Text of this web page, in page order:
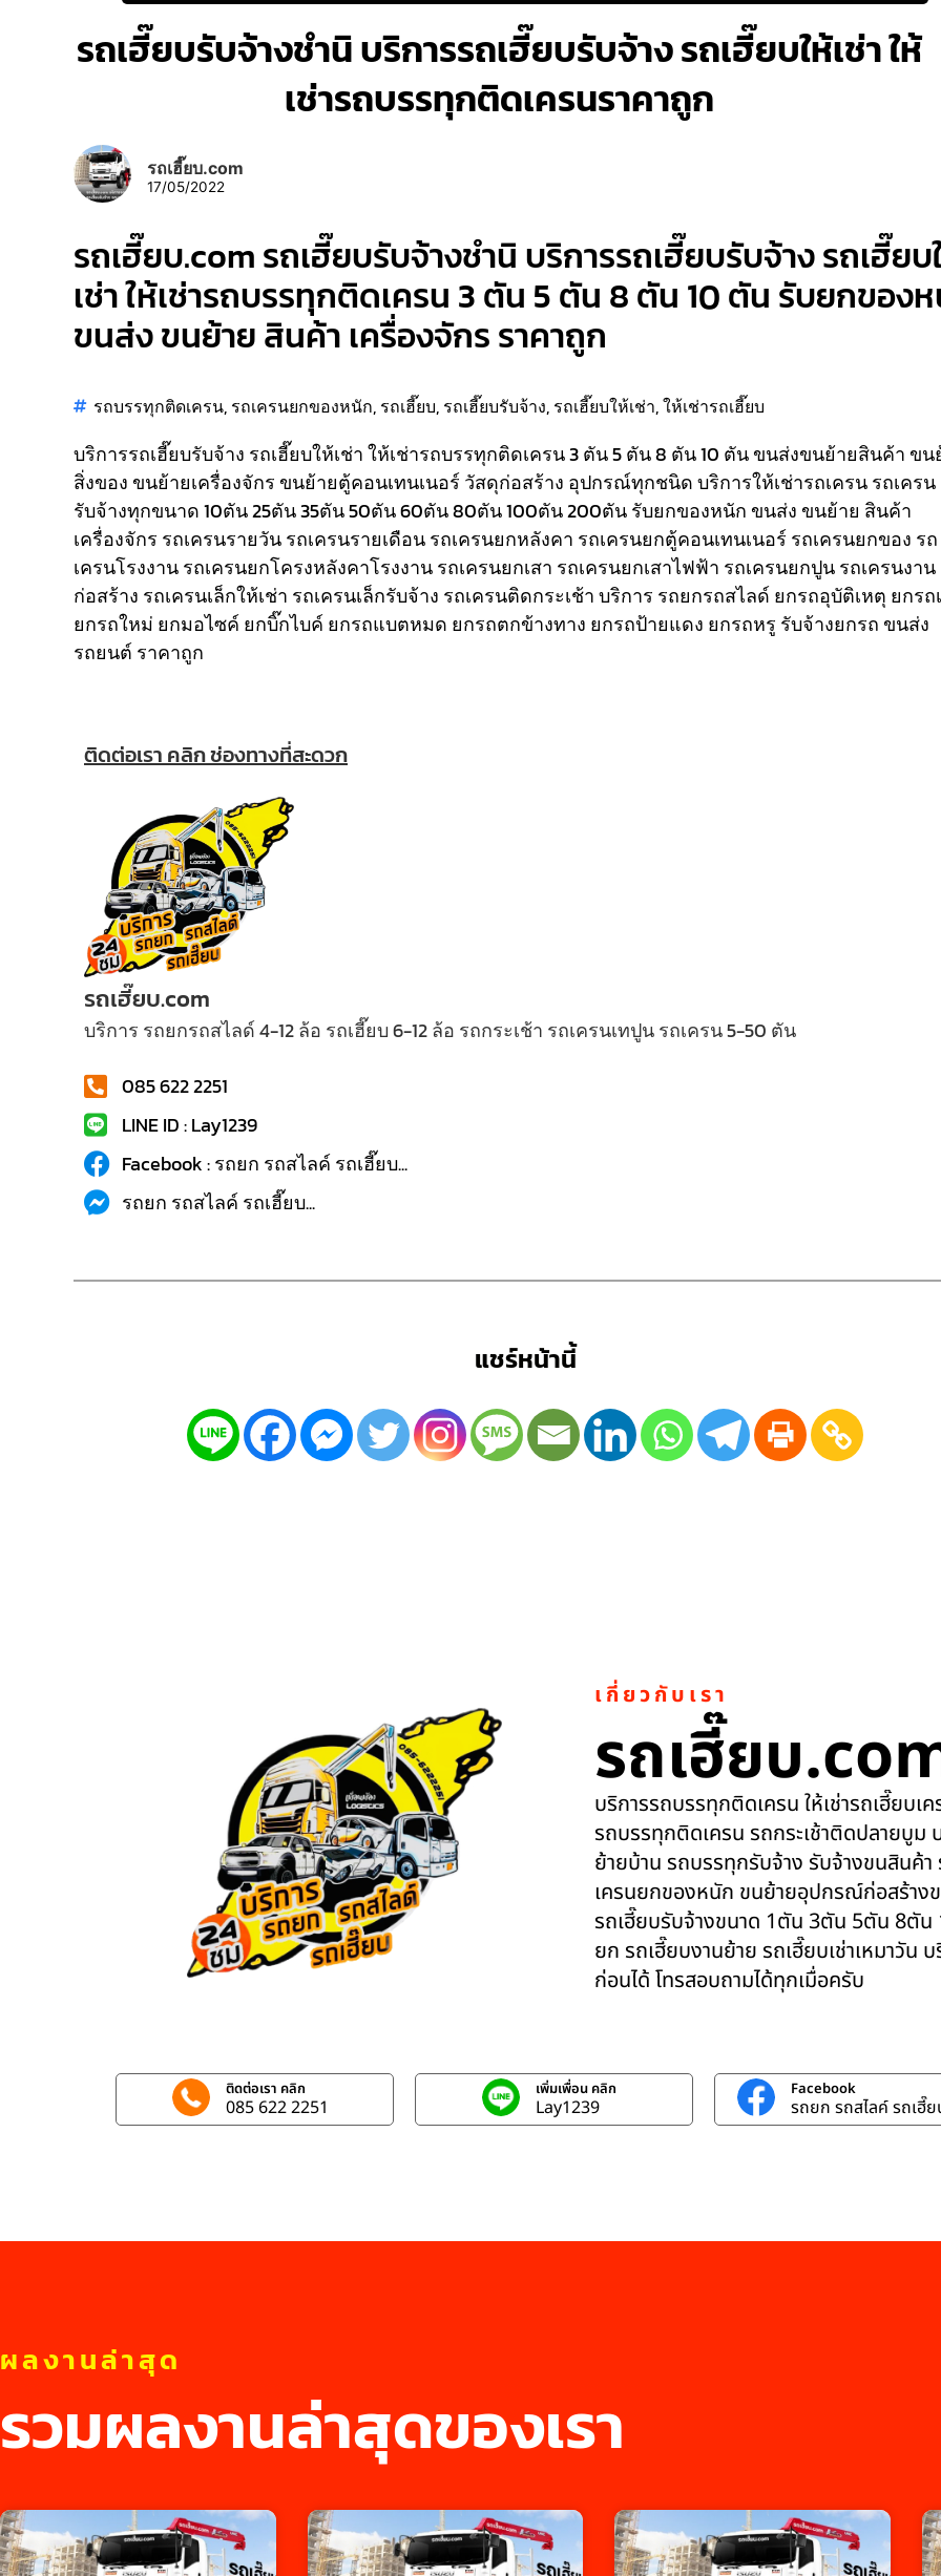
รถเฮี๊ยบรับจ้างชำนิ บริการรถเฮี๊ยบรับจ้าง รถเฮี๊ยบให้เช่า ให้
เช่ารถบรรทุกติดเครนราคาถูก
รถเฮี๊ยบ.com
17/05/2022
รถเฮี๊ยบ.com รถเฮี๊ยบรับจ้างชำนิ บริการรถเฮี๊ยบรับจ้าง รถเฮี๊ยบ
เช่า ให้เช่ารถบรรทุกติดเครน 3 ตัน 5 ตัน 8 ตัน 10 ตัน รับยกของ
ขนส่ง ขนย้าย สินค้า เครื่องจักร ราคาถูก
รถบรรทุกติดเครน, รถเครนยกของหนัก, รถเฮี๊ยบ, รถเฮี๊ยบรับจ้าง, รถเฮี๊ยบให้เช่า,ให้เช่ารถเฮี๊ยบ
บริการรถเฮี๊ยบรับจ้าง รถเฮี๊ยบให้เช่า ให้เช่ารถบรรทุกติดเครน 3 ตัน 5 ตัน 8 ตัน 10 ตัน ขนส่งขนย้ายสินค้า ขน
สิ่งของ ขนย้ายเครื่องจักร ขนย้ายตู้คอนเทนเนอร์ วัสดุก่อสร้าง อุปกรณ์ทุกชนิดบริการให้เช่ารถเครน รถเครน
รับจ้างทุกขนาด 10ตัน 25ตัน 35ตัน 50ตัน 60ตัน 80ตัน 100ตัน 200ตัน รับยกของหนัก ขนส่ง ขนย้าย สินค้า
เครื่องจักร รถเครนรายวัน รถเครนรายเดือน รถเครนยกหลังคา รถเครนยกตู้คอนเทนเนอร์ รถเครนยกของ รถ
เครนโรงงาน รถเครนยกโครงหลังคาโรงงาน รถเครนยกเสา รถเครนยกเสาไฟฟ้า รถเครนยกปูน รถเครนงาน
ก่อสร้าง รถเครนเล็กให้เช่า รถเครนเล็กรับจ้าง รถเครนติดกระเช้าบริการ รถยกรถสไลด์ ยกรถอุบัติเหตุ ยกรถ
ยกรถใหม่ ยกมอไซค์ ยกบิ๊กไบค์ ยกรถแบตหมด ยกรถตกข้างทาง ยกรถป้ายแดง ยกรถหรู รับจ้างยกรถ ขนส่ง
รถยนต์ ราคาถูก
ติดต่อเรา คลิก ช่องทางที่สะดวก
รถเฮี๊ยบ.com
บริการ รถยกรถสไลด์ 4-12 ล้อ รถเฮี๊ยบ 6-12 ล้อ รถกระเช้า รถเครนเทปูน รถเครน 5-50 ตัน
085 622 2251
LINE ID : Lay1239
Facebook : รถยก รถสไลค์ รถเฮี๊ยบ...
รถยก รถสไลค์ รถเฮี๊ยบ...
แชร์หน้านี้
เกี่ยวกับเรา
รถเฮี๊ยบ
บริการรถบรรทุกติดเครน ให้เช่ารถเฮี๊ยบเ
รถบรรทุกติดเครน รถกระเช้าติดปลายบู
ย้ายบ้าน รถบรรทุกรับจ้าง รับจ้างขนสินค้
เครนยกของหนัก ขนย้ายอุปกรณ์ก่อสร้าง
รถเฮี๊ยบรับจ้างขนาด 1ตัน 3ตัน 5ตัน 8ตั
ยก รถเฮี๊ยบงานย้าย รถเฮี๊ยบเช่าเหมาวัน
ก่อนได้ โทรสอบถามได้ทุกเมื่อครับ
ติดต่อเรา คลิก
085 622 2251
เพิ่มเพื่อน คลิก
Lay1239
Facebook
รถยก รถสไลค์ รถเฮี๊ย
ผลงานล่าสุด
รวมผลงานล่าสุดของเรา